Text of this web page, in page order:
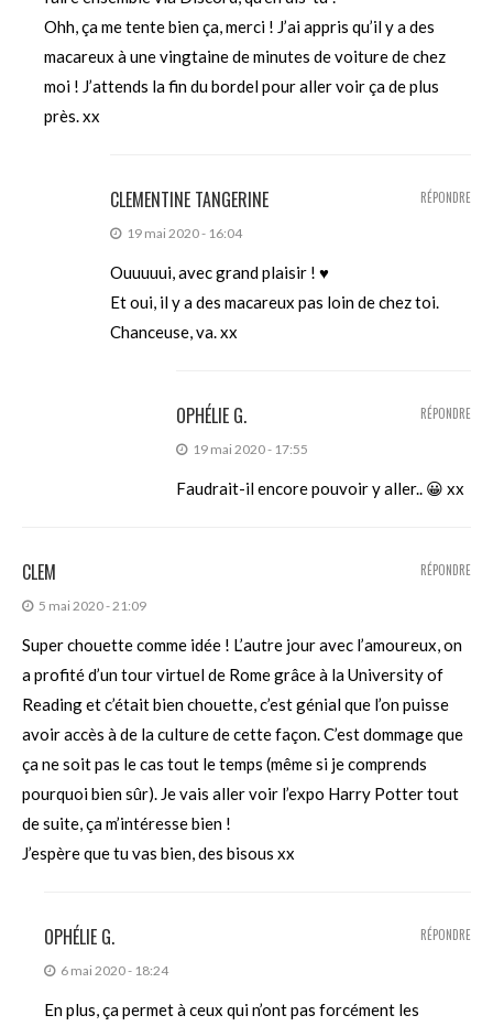
Ohh, ça me tente bien ça, merci ! J’ai appris qu’il y a des
macareux à une vingtaine de minutes de voiture de chez
moi ! J’attends la fin du bordel pour aller voir ça de plus
près. xx
CLEMENTINE TANGERINE
19 mai 2020 - 16:04
Ouuuuui, avec grand plaisir ! ♥
Et oui, il y a des macareux pas loin de chez toi.
Chanceuse, va. xx
RÉPONDRE
OPHÉLIE G.
19 mai 2020 - 17:55
Faudrait-il encore pouvoir y aller.. 😀 xx
RÉPONDRE
CLEM
5 mai 2020 - 21:09
Super chouette comme idée ! L’autre jour avec l’amoureux, on
a profité d’un tour virtuel de Rome grâce à la University of
Reading et c’était bien chouette, c’est génial que l’on puisse
avoir accès à de la culture de cette façon. C’est dommage que
ça ne soit pas le cas tout le temps (même si je comprends
pourquoi bien sûr). Je vais aller voir l’expo Harry Potter tout
de suite, ça m’intéresse bien !
J’espère que tu vas bien, des bisous xx
RÉPONDRE
OPHÉLIE G.
6 mai 2020 - 18:24
En plus, ça permet à ceux qui n’ont pas forcément les
RÉPONDRE